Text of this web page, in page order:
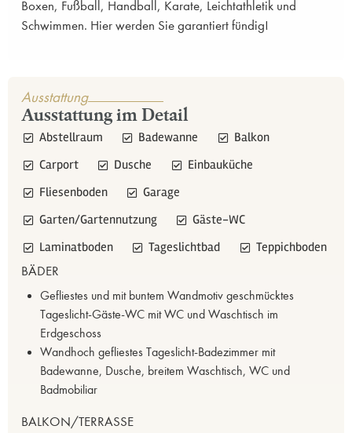
Boxen, Fußball, Handball, Karate, Leichtathletik und
Schwimmen. Hier werden Sie garantiert fündig!
Ausstattung
Ausstattung im Detail
Abstellraum Badewanne
Balkon
Carport
Dusche
Einbauküche
Fliesenboden
Garage
Garten/Gartennutzung
Gäste-WC
Laminatboden
Tageslichtbad Teppichboden
BÄDER
Gefliestes und mit buntem Wandmotiv geschmücktes
Tageslicht-Gäste-WC mit WC und Waschtisch im
Erdgeschoss
Wandhoch gefliestes Tageslicht-Badezimmer mit
Badewanne, Dusche, breitem Waschtisch, WC und
Badmobiliar
BALKON/TERRASSE